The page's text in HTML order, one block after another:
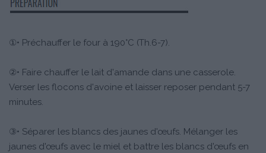
①• Préchauffer le four à 190°C (Th.6-7).
②• Faire chauffer le lait d'amande dans une casserole.
Verser les flocons d'avoine et laisser reposer pendant 5-7
minutes.
③• Séparer les blancs des jaunes d'œufs. Mélanger les
jaunes d'œufs avec le miel et battre les blancs d'œufs en